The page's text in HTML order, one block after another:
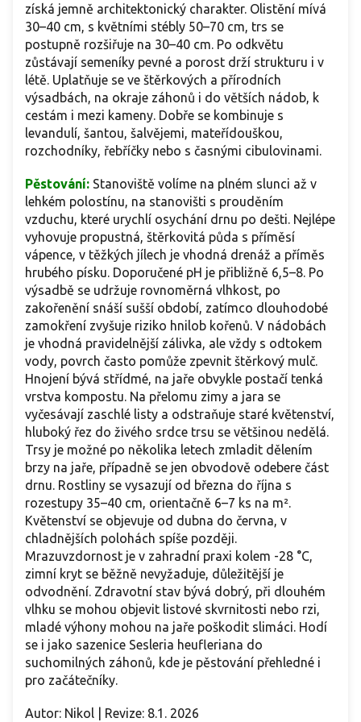
získá jemně architektonický charakter. Olistění mívá
30–40 cm, s květními stébly 50–70 cm, trs se
postupně rozšiřuje na 30–40 cm. Po odkvětu
zůstávají semeníky pevné a porost drží strukturu i v
létě. Uplatňuje se ve štěrkových a přírodních
výsadbách, na okraje záhonů i do větších nádob, k
cestám i mezi kameny. Dobře se kombinuje s
levandulí, šantou, šalvějemi, mateřídouškou,
rozchodníky, řebříčky nebo s časnými cibulovinami.
Pěstování: Stanoviště volíme na plném slunci až v
lehkém polostínu, na stanovišti s prouděním
vzduchu, které urychlí osychání drnu po dešti. Nejlépe
vyhovuje propustná, štěrkovitá půda s příměsí
vápence, v těžkých jílech je vhodná drenáž a příměs
hrubého písku. Doporučené pH je přibližně 6,5–8. Po
výsadbě se udržuje rovnoměrná vlhkost, po
zakořenění snáší sušší období, zatímco dlouhodobé
zamokření zvyšuje riziko hnilob kořenů. V nádobách
je vhodná pravidelnější zálivka, ale vždy s odtokem
vody, povrch často pomůže zpevnit štěrkový mulč.
Hnojení bývá střídmé, na jaře obvykle postačí tenká
vrstva kompostu. Na přelomu zimy a jara se
vyčesávají zaschlé listy a odstraňuje staré květenství,
hluboký řez do živého srdce trsu se většinou nedělá.
Trsy je možné po několika letech zmladit dělením
brzy na jaře, případně se jen obvodově odebere část
drnu. Rostliny se vysazují od března do října s
rozestupy 35–40 cm, orientačně 6–7 ks na m².
Květenství se objevuje od dubna do června, v
chladnějších polohách spíše později.
Mrazuvzdornost je v zahradní praxi kolem -28 °C,
zimní kryt se běžně nevyžaduje, důležitější je
odvodnění. Zdravotní stav bývá dobrý, při dlouhém
vlhku se mohou objevit listové skvrnitosti nebo rzi,
mladé výhony mohou na jaře poškodit slimáci. Hodí
se i jako sazenice Sesleria heufleriana do
suchomilných záhonů, kde je pěstování přehledné i
pro začátečníky.
Autor: Nikol | Revize: 8.1. 2026